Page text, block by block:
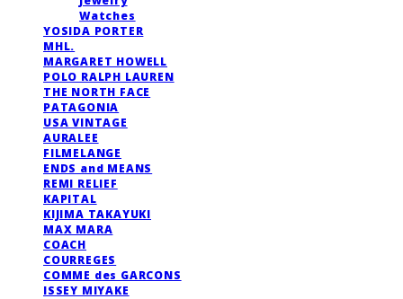
Watches
YOSIDA PORTER
MHL.
MARGARET HOWELL
POLO RALPH LAUREN
THE NORTH FACE
PATAGONIA
USA VINTAGE
AURALEE
FILMELANGE
ENDS and MEANS
REMI RELIEF
KAPITAL
KIJIMA TAKAYUKI
MAX MARA
COACH
COURREGES
COMME des GARCONS
ISSEY MIYAKE